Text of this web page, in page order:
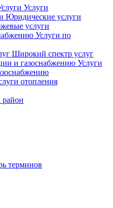
Услуги
Юридические услуги
услуги
Услуги по
Широкий спектр услуг
и газоснабжению Услуги
отопления
район
терминов